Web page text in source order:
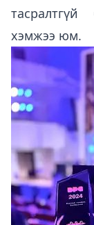
хэмжээ юм.